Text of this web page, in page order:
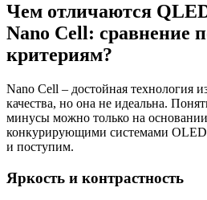
Чем отличаются
Nano Cell: сравнение
критериям?
Nano Cell – достойная технология
качества, но она не идеальна.
минусы можно только на
конкурирующими системами
и поступим.
Яркость и контрастность